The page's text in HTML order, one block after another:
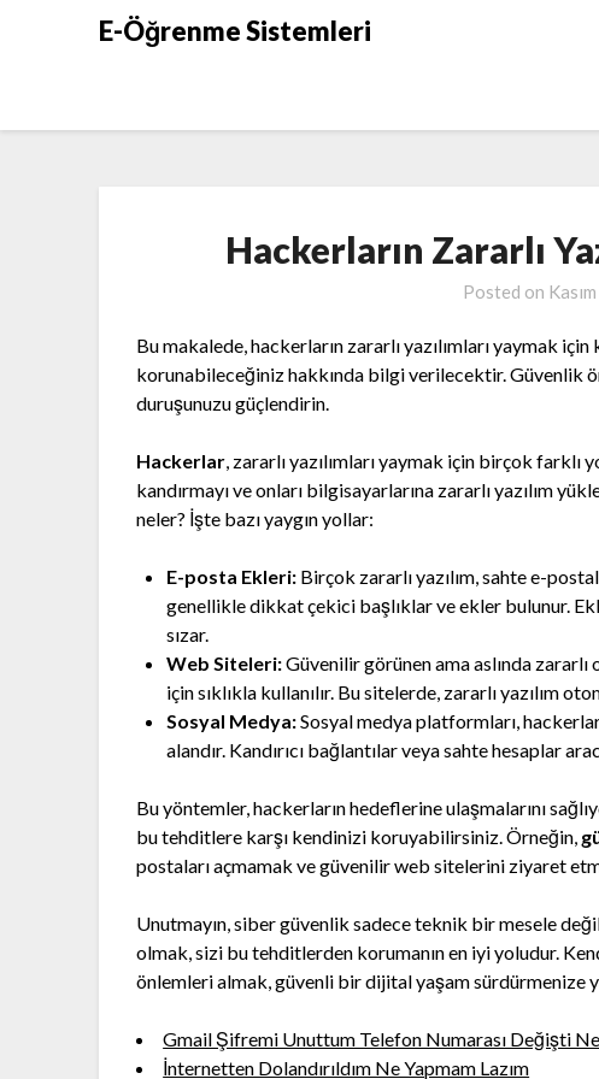
E-Öğrenme Sistemleri
Hackerların Zararlı
Posted on
Bu makalede, hackerların zararlı yazılımları yaymak
korunabileceğiniz hakkında bilgi verilecektir. Güvenlik
duruşunuzu güçlendirin.
Hackerlar, zararlı yazılımları yaymak için birçok
kandırmayı ve onları bilgisayarlarına zararlı yazılım
neler? İşte bazı yaygın yollar:
E-posta Ekleri: Birçok zararlı yazılım, sahte e-
genellikle dikkat çekici başlıklar ve ekler bulunur.
sızar.
Web Siteleri:Güvenilir görünen ama aslında
için sıklıkla kullanılır. Bu sitelerde, zararlı yazılım
Sosyal Medya:Sosyal medya platformları,
alandır. Kandırıcı bağlantılar veya sahte hesaplar
Bu yöntemler, hackerların hedeflerine ulaşmalarını
bu tehditlere karşı kendinizi koruyabilirsiniz. Örneğin,
postaları açmamak ve güvenilir web sitelerini ziyaret
Unutmayın, siber güvenlik sadece teknik bir mesele
olmak, sizi bu tehditlerden korumanın en iyi yoludur.
önlemleri almak, güvenli bir dijital yaşam sürdürmenize
Gmail Şifremi Unuttum Telefon Numarası Değişti Ne
İnternetten Dolandırıldım Ne Yapmam Lazım